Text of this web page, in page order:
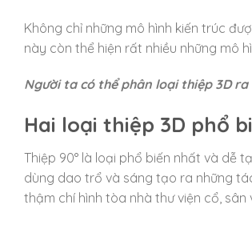
Không chỉ những mô hình kiến trúc
này còn thể hiện rất nhiều những mô
Người ta có thể phân loại thiệp 3D ra
Hai loại thiệp 3D phổ
Thiệp 90° là loại phổ biến nhất và dễ
dùng dao trổ và sáng tạo ra những
thậm chí hình tòa nhà thư viện cổ,